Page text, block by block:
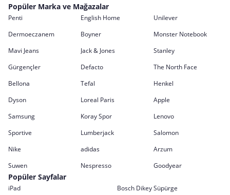
Popüler Marka ve Mağazalar
Penti English Home
Unilever
Dermoeczanem
Boyner
Monster Notebook
Mavi Jeans
Jack & Jones
Stanley
Gürgençler
Defacto
The North Face
Bellona
Tefal
Henkel
Dyson
Loreal Paris
Apple
Samsung
Koray Spor
Lenovo
Sportive
Lumberjack
Salomon
Nike
adidas
Arzum
Suwen
Nespresso Goodyear
Popüler Sayfalar
iPad
Bosch Dikey Süpürge